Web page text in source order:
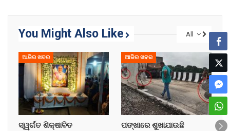
All
You Might Also Like
ଆଜିର ଖବର
ସ୍ୱର୍ଗତ ଶିକ୍ଷାବିତ
ଆଜିର ଖବର
ପଙ୍ଖାରେ ଶୁଖାଯାଉଛି